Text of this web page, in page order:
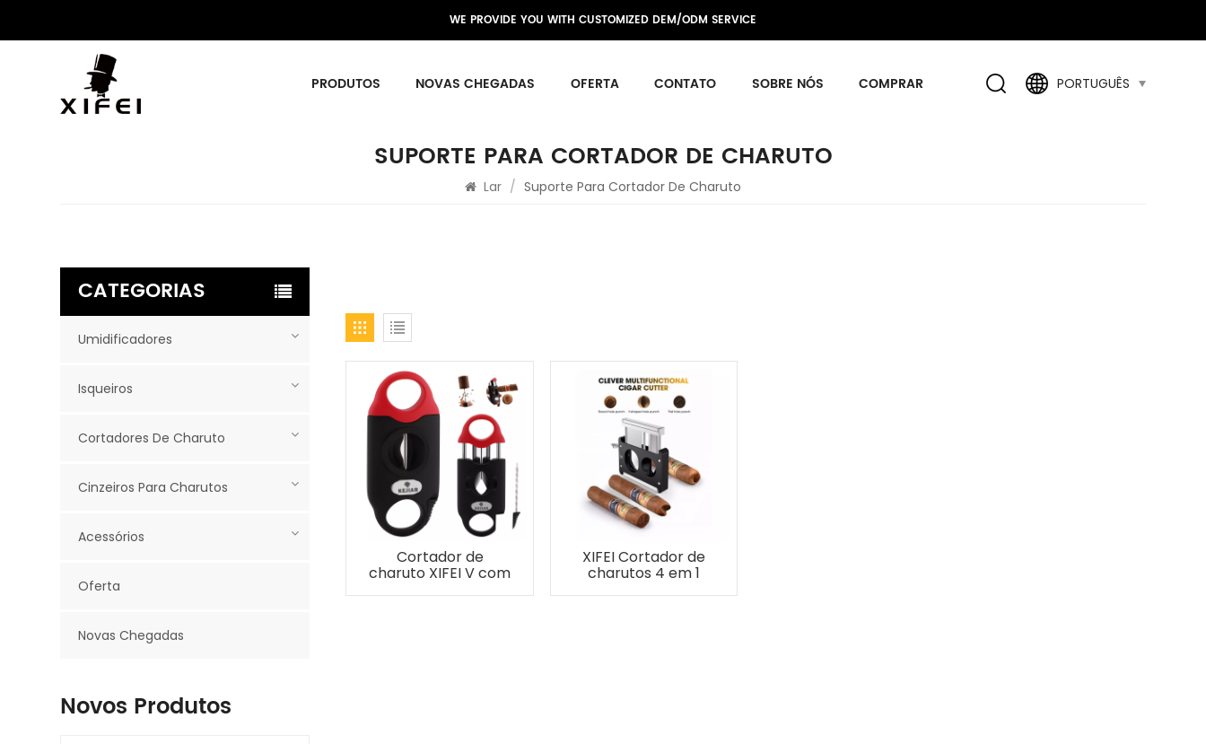
WE PROVIDE YOU WITH CUSTOMIZED DEM/ODM SERVICE
PRODUTOS NOVAS CHEGADAS OFERTA CONTATO SOBRE NÓS COMPRAR PORTUGUÊS
SUPORTE PARA CORTADOR DE CHARUTO
Lar / Suporte Para Cortador De Charuto
Cortador de
charuto XIFEI V com
XIFEI Cortador de
charutos 4 em 1
CATEGORIAS
Umidificadores
Isqueiros
Cortadores De Charuto
Cinzeiros Para Charutos
Acessórios
Oferta
Novas Chegadas
Novos Produtos